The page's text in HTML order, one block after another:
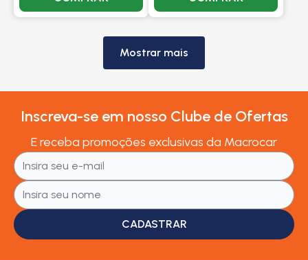
Mostrar mais
Inscreva-se em nosso Clube de Ofertas
E receba promoções exclusivas da Macrocar
CADASTRAR